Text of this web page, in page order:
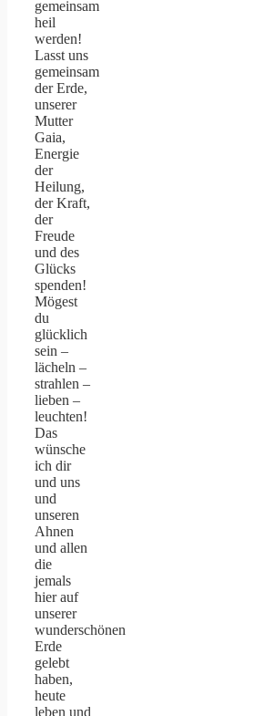
gemeinsam
heil
werden!
Lasst uns
gemeinsam
der Erde,
unserer
Mutter
Gaia,
Energie
der
Heilung,
der Kraft,
der
Freude
und des
Glücks
spenden!
Mögest
du
glücklich
sein –
lächeln –
strahlen –
lieben –
leuchten!
Das
wünsche
ich dir
und uns
und
unseren
Ahnen
und allen
die
jemals
hier auf
unserer
wunderschönen
Erde
gelebt
haben,
heute
leben und